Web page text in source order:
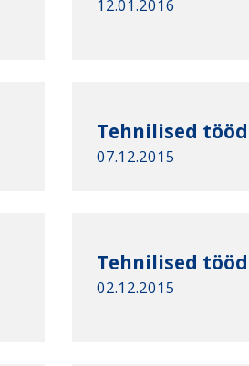
12.01.2016
Tehnilised
07.12.2015
Tehnilised
02.12.2015